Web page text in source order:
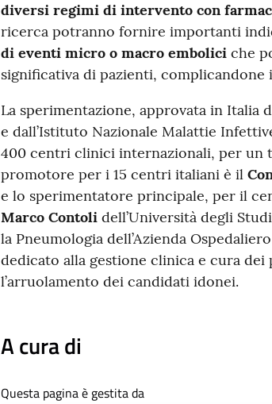
diversi regimi di intervento con
ricerca potranno fornire importanti
di eventi micro o macro emboliciche
significativa di pazienti,
La sperimentazione, approvata in Italia
e dall’Istituto Nazionale Malattie
400 centri clinici internazionali, per un
promotore per i 15 centri italiani è il
e lo sperimentatore principale, per il
Marco Contolidell’Università degli
la Pneumologia dell’Azienda
dedicato alla gestione clinica e cura dei
l’arruolamento dei candidati idonei.
A cura di
Questa pagina è gestita da